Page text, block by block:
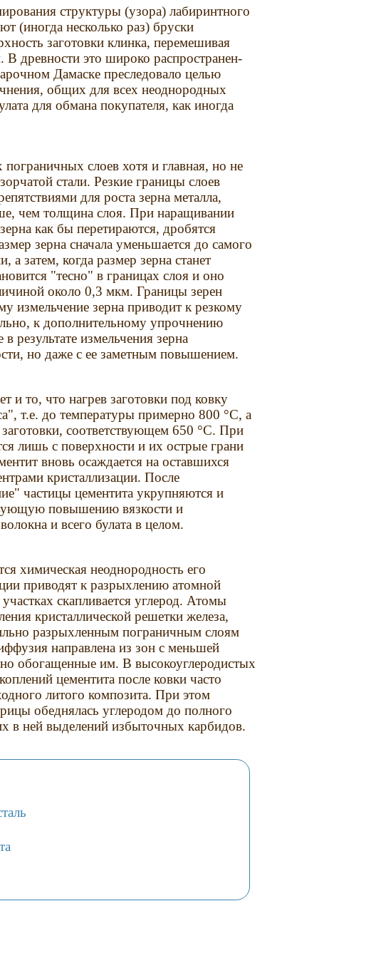
структуры (узора) лабиринтного
(иногда несколько раз) бруски
заготовки клинка, перемешивая
древности это широко распространен-
Дамаске преследовало целью
общих для всех неоднородных
для обмана покупателя, как иногда
слоев хотя и главная, но не
стали. Резкие границы слоев
для роста зерна металла,
чем толщина слоя. При наращивании
как бы перетираются, дробятся
зерна сначала уменьшается до самого
затем, когда размер зерна станет
"тесно" в границах слоя и оно
около 0,3 мкм. Границы зерен
измельчение зерна приводит к резкому
к дополнительному упрочнению
результате измельчения зерна
но даже с ее заметным повышением.
и то, что нагрев заготовки под ковку
т.е. до температуры примерно 800 °С, а
соответствующем 650 °С. При
лишь с поверхности и их острые грани
вновь осаждается на оставшихся
кристаллизации. После
частицы цементита укрупняются и
повышению вязкости и
и всего булата в целом.
химическая неоднородность его
приводят к разрыхлению атомной
скапливается углерод. Атомы
кристаллической решетки железа,
разрыхленным пограничным слоям
направлена из зон с меньшей
обогащенные им. В высокоуглеродистых
цементита после ковки часто
литого композита. При этом
обеднялась углеродом до полного
в ней выделений избыточных карбидов.